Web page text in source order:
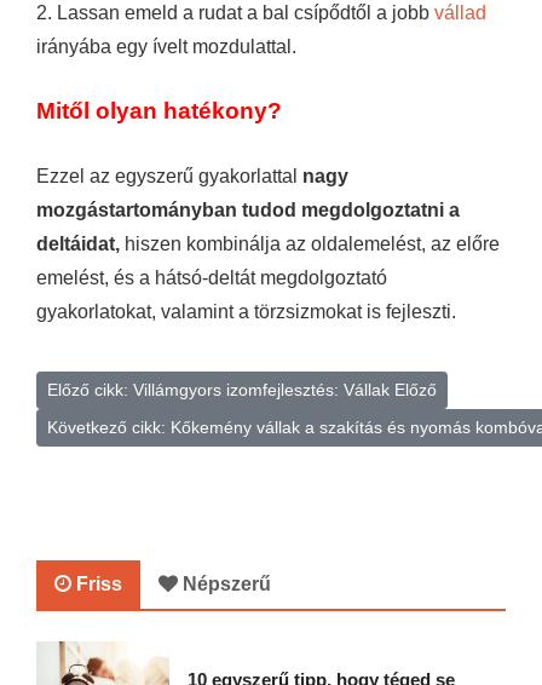
2. Lassan emeld a rudat a bal csípődtől a jobb vállad
irányába egy ívelt mozdulattal.
Mitől olyan hatékony?
Ezzel az egyszerű gyakorlattal nagy
mozgástartományban tudod megdolgoztatni a
deltáidat, hiszen kombinálja az oldalemelést, az előre
emelést, és a hátsó-deltát megdolgoztató
gyakorlatokat, valamint a törzsizmokat is fejleszti.
Előző cikk: Villámgyors izomfejlesztés: Vállak Előző
Következő cikk: Kőkemény vállak a szakítás és nyomás
Friss Népszerű
10 egyszerű tipp, hogy téged se